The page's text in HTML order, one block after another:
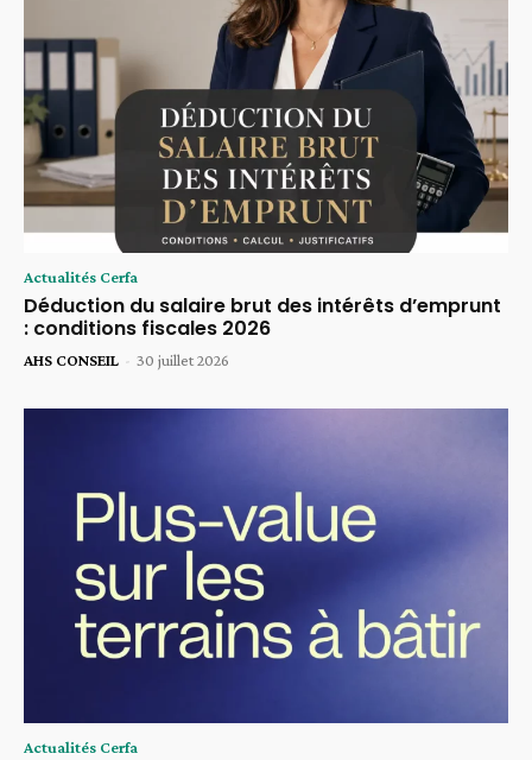
Actualités Cerfa
Déduction du salaire brut des intérêts d’emprunt
: conditions fiscales 2026
AHS CONSEIL - 30 juillet 2026
Actualités Cerfa